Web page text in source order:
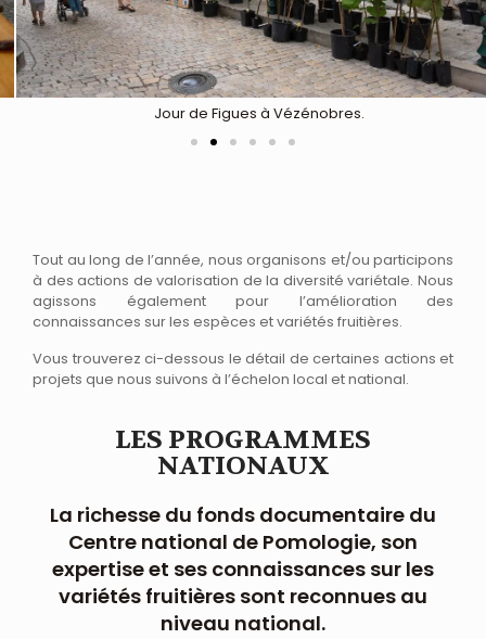
Jour de Figues à Vézénobres.
Tout au long de l’année, nous organisons et/ou participons
à des actions de valorisation de la diversité variétale. Nous
agissons également pour l’amélioration des
connaissances sur les espèces et variétés fruitières.
Vous trouverez ci-dessous le détail de certaines actions et
projets que nous suivons à l’échelon local et national.
LES PROGRAMMES
NATIONAUX
La richesse du fonds documentaire du
Centre national de Pomologie, son
expertise et ses connaissances sur les
variétés fruitières sont reconnues au
niveau national.